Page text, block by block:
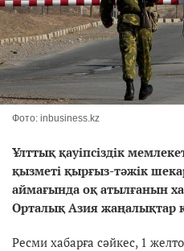
Фото: inbusiness.kz
Ұлттық қауіпсіздік
қызметі қырғыз-тәжік
аймағында оқ атылғанын
Орталық Азия жаңалықтар
Ресми хабарға сәйкес, 1